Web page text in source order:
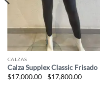
CALZAS
Calza Supplex Classic Frisado
$17,000.00 - $17,800.00Rango